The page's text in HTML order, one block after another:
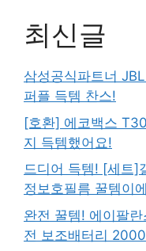
최신글
삼성공식파트너
퍼플 득템 찬스!
[호환] 에코백스
지 득템했어요!
드디어 득템! [세트]
정보호필름 꿀템이
완전 꿀템! 에이팔
전 보조배터리